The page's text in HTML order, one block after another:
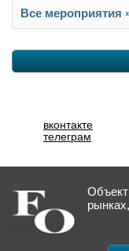
Все мероприятия
вконтакте
телеграм